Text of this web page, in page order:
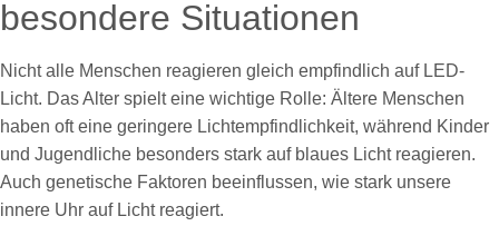
besondere Situationen
Nicht alle Menschen reagieren gleich empfindlich auf LED-
Licht. Das Alter spielt eine wichtige Rolle: Ältere Menschen
haben oft eine geringere Lichtempfindlichkeit, während Kinder
und Jugendliche besonders stark auf blaues Licht reagieren.
Auch genetische Faktoren beeinflussen, wie stark unsere
innere Uhr auf Licht reagiert.